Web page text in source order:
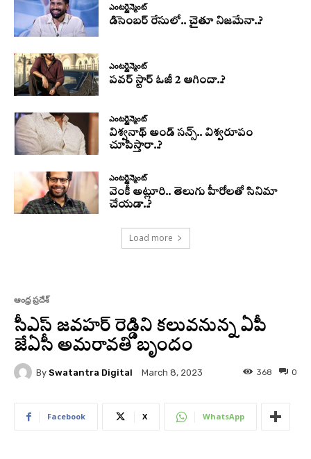
ఎంటర్టైన్మెంట్
డిసెంబర్ రేసులో.. చైతూ నిజమేనా..?
ఎంటర్టైన్మెంట్
పవర్ స్టార్ ఓజీ 2 ఆగిందా..?
ఎంటర్టైన్మెంట్
విశ్వనాథ్ అండ్ సన్స్.. విశ్వరూపం
చూపిస్తారా..?
ఎంటర్టైన్మెంట్
వెంకీ అట్లూరి.. తెలుగు హీరోలతో సినిమా
చేయడా..?
Load more